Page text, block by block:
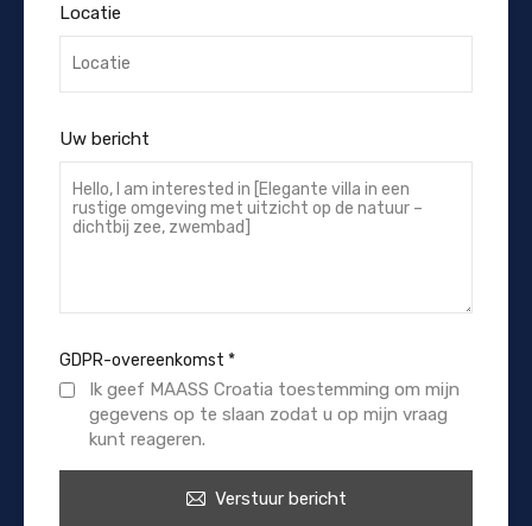
Locatie
Uw bericht
GDPR-overeenkomst *
Ik geef MAASS Croatia toestemming om mijn
gegevens op te slaan zodat u op mijn vraag
kunt reageren.
Verstuur bericht